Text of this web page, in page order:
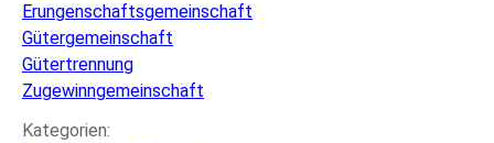
Erungenschaftsgemeinschaft
Gütergemeinschaft
Gütertrennung
Zugewinngemeinschaft
Kategorien: